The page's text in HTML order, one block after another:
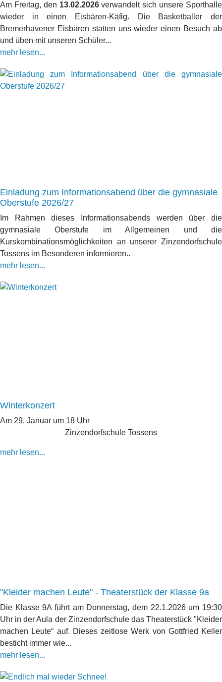
Am Freitag, den 13.02.2026verwandelt sich unsere Sporthalle
wieder in einen Eisbären-Käfig. Die Basketballer der
Bremerhavener Eisbären statten uns wieder einen Besuch ab
und üben mit unseren Schüler...
mehr lesen...
Einladung zum Informationsabend über die gymnasiale
Oberstufe 2026/27
Im Rahmen dieses Informationsabends werden über die
gymnasiale Oberstufe im Allgemeinen und die
Kurskombinationsmöglichkeiten an unserer Zinzendorfschule
Tossens im Besonderen informieren..
mehr lesen...
Winterkonzert
Am 29. Januar um 18 Uhr
Zinzendorfschule Tossens
mehr lesen...
"Kleider machen Leute" - Theaterstück der Klasse 9a
Die Klasse 9A führt am Donnerstag, dem 22.1.2026 um 19:30
Uhr in der Aula der Zinzendorfschule das Theaterstück "Kleider
machen Leute“ auf. Dieses zeitlose Werk von Gottfried Keller
besticht immer wie...
mehr lesen...